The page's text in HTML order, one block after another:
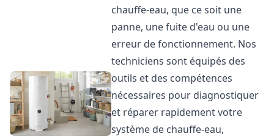
chauffe-eau, que ce soit une
panne, une fuite d'eau ou une
erreur de fonctionnement. Nos
techniciens sont équipés des
outils et des compétences
nécessaires pour diagnostiquer
et réparer rapidement votre
système de chauffe-eau,